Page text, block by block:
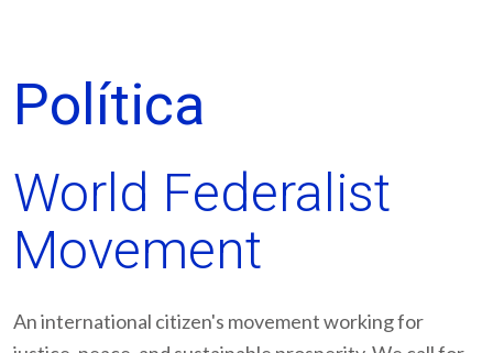
Política
World Federalist
Movement
An international citizen's movement working for